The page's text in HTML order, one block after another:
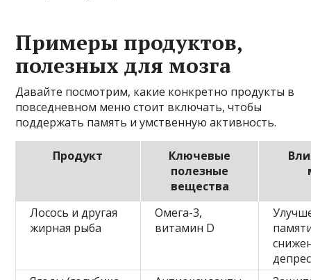
Примеры продуктов,
полезных для мозга
Давайте посмотрим, какие конкретно продукты в
повседневном меню стоит включать, чтобы
поддержать память и умственную активность.
Продукт
Ключевые
полезные
вещества
Лосось и другая
жирная рыба
Омега-3,
витамин D